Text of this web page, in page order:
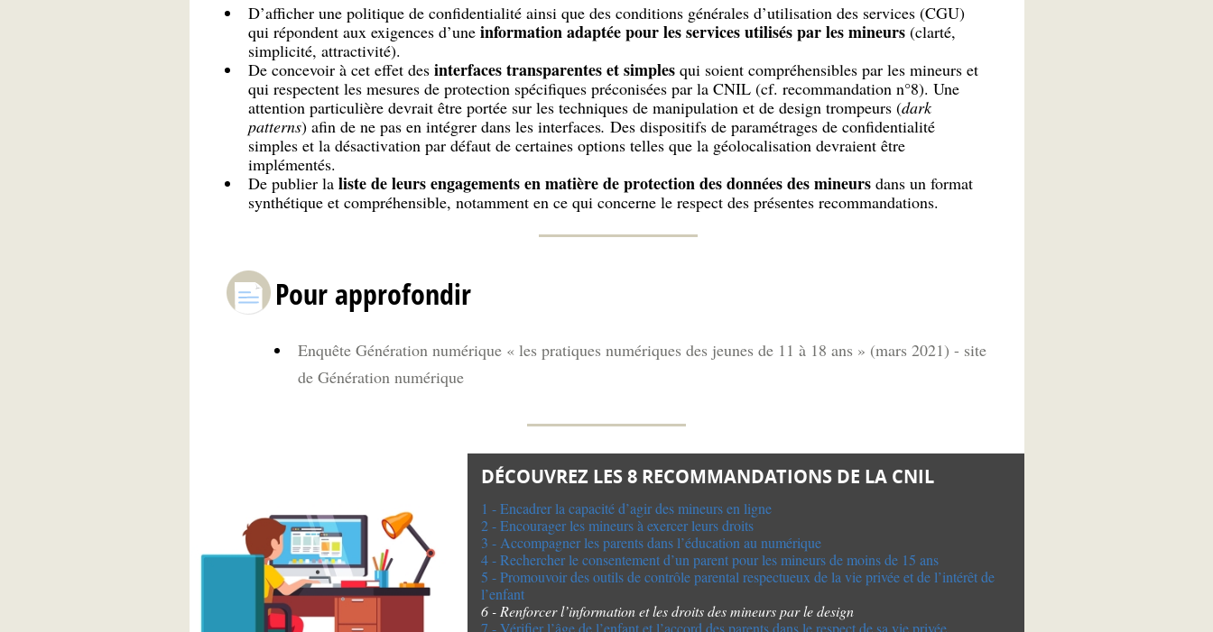
D’afficher une politique de confidentialité ainsi que des conditions générales d’utilisation des services (CGU)
qui répondent aux exigences d’une information adaptée pour les services utilisés par les mineurs(clarté,
simplicité, attractivité).
De concevoir à cet effet des interfaces transparentes et simplesqui soient compréhensibles par les mineurs et
qui respectent les mesures de protection spécifiques préconisées par la CNIL (cf. recommandation n°8). Une
attention particulière devrait être portée sur les techniques de manipulation et de design trompeurs (dark
patterns) afin de ne pas en intégrer dans les interfaces. Des dispositifs de paramétrages de confidentialité
simples et la désactivation par défaut de certaines options telles que la géolocalisation devraient être
implémentés.
De publier la liste de leurs engagements en matière de protection des données des mineursdans un format
synthétique et compréhensible, notamment en ce qui concerne le respect des présentes recommandations.
Pour approfondir
Enquête Génération numérique « les pratiques numériques des jeunes de 11 à 18 ans » (mars 2021) - site
de Génération numérique
DÉCOUVREZ LES 8 RECOMMANDATIONS DE LA CNIL
1 - Encadrer la capacité d’agir des mineurs en ligne
2 - Encourager les mineurs à exercer leurs droits
3 - Accompagner les parents dans l’éducation au numérique
4 - Rechercher le consentement d’un parent pour les mineurs de moins de 15 ans
5 - Promouvoir des outils de contrôle parental respectueux de la vie privée et de l’intérêt de
l’enfant
6 - Renforcer l’information et les droits des mineurs par le design